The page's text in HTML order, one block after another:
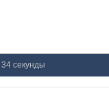
34 секунды